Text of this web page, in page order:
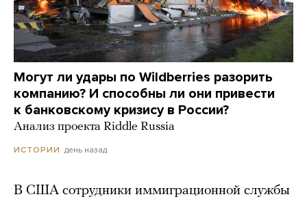
Могут ли удары по Wildberries разорить
компанию? И способны ли они привести
к банковскому кризису в России?
Анализ проекта Riddle Russia
ИСТОРИИ день назад
В США сотрудники иммиграционной службы